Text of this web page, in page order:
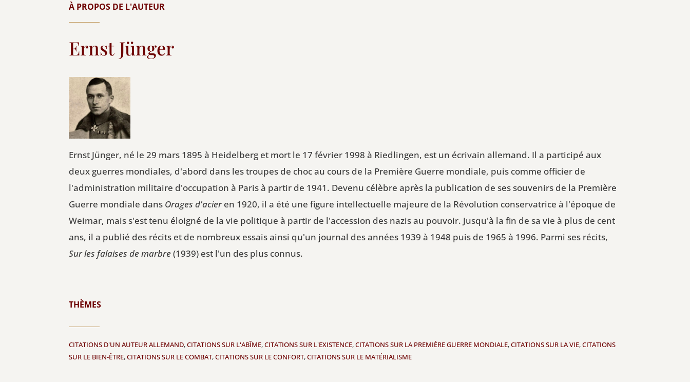
À PROPOS DE L'AUTEUR
Ernst Jünger
Ernst Jünger, né le 29 mars 1895 à Heidelberg et mort le 17 février 1998 à Riedlingen, est un écrivain allemand. Il a participé aux
deux guerres mondiales, d'abord dans les troupes de choc au cours de la Première Guerre mondiale, puis comme officier de
l'administration militaire d'occupation à Paris à partir de 1941. Devenu célèbre après la publication de ses souvenirs de la Première
Guerre mondiale dans Orages d'acieren 1920, il a été une figure intellectuelle majeure de la Révolution conservatrice à l'époque de
Weimar, mais s'est tenu éloigné de la vie politique à partir de l'accession des nazis au pouvoir. Jusqu'à la fin de sa vie à plus de cent
ans, il a publié des récits et de nombreux essais ainsi qu'un journal des années 1939 à 1948 puis de 1965 à 1996. Parmi ses récits,
Sur les falaises de marbre(1939) est l'un des plus connus.
THÈMES
CITATIONS D'UN AUTEUR ALLEMAND,CITATIONS SUR L'ABÎME,CITATIONS SUR L'EXISTENCE,CITATIONS SUR LA PREMIÈRE GUERRE MONDIALE,CITATIONS SUR LA VIE,CITATIONS
SUR LE BIEN-ÊTRE,CITATIONS SUR LE COMBAT,CITATIONS SUR LE CONFORT,CITATIONS SUR LE MATÉRIALISME